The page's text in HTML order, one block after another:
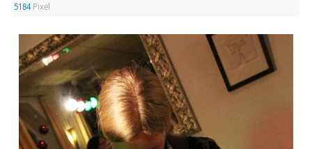
5184Pixel